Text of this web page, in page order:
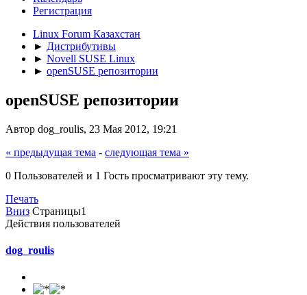
Регистрация
Linux Forum Казахстан
► Дистрибутивы
► Novell SUSE Linux
► openSUSE репозитории
openSUSE репозитории
Автор dog_roulis, 23 Мая 2012, 19:21
« предыдущая тема - следующая тема »
0 Пользователей и 1 Гость просматривают эту тему.
Печать
Вниз Страницы1
Действия пользователей
dog_roulis